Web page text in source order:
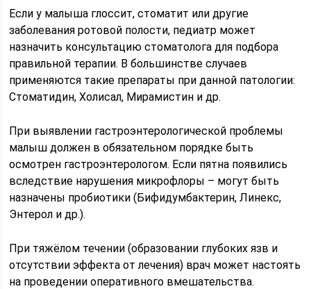
Если у малыша глоссит, стоматит или другие
заболевания ротовой полости, педиатр может
назначить консультацию стоматолога для подбора
правильной терапии. В большинстве случаев
применяются такие препараты при данной патологии:
Стоматидин, Холисал, Мирамистин и др.
При выявлении гастроэнтерологической проблемы
малыш должен в обязательном порядке быть
осмотрен гастроэнтерологом. Если пятна появились
вследствие нарушения микрофлоры – могут быть
назначены пробиотики (Бифидумбактерин, Линекс,
Энтерол и др.).
При тяжёлом течении (образовании глубоких язв и
отсутствии эффекта от лечения) врач может настоять
на проведении оперативного вмешательства.